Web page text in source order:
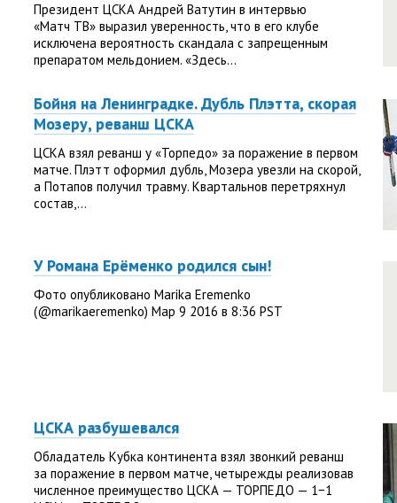
Президент ЦСКА Андрей Ватутин в интервью
«Матч ТВ» выразил уверенность, что в его клубе
исключена вероятность скандала с запрещенным
препаратом мельдонием. «Здесь...
Бойня на Ленинградке. Дубль Плэтта, скорая
Мозеру, реванш ЦСКА
ЦСКА взял реванш у «Торпедо» за поражение в первом
матче. Плэтт оформил дубль, Мозера увезли на скорой,
а Потапов получил травму. Квартальнов перетряхнул
состав,...
У Романа Ерёменко родился сын!
Фото опубликовано Marika Eremenko
(@marikaeremenko) Мар 9 2016 в 8:36 PST
ЦСКА разбушевался
Обладатель Кубка континента взял звонкий реванш
за поражение в первом матче, четырежды реализовав
численное преимущество ЦСКА — ТОРПЕДО — 1−1